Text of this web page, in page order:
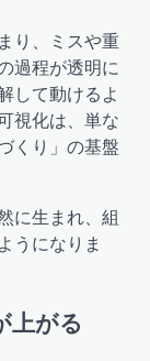
り、ミスや重
過程が透明に
して動けるよ
視化は、単な
くり」の基盤
に生まれ、組
うになりま
上がる